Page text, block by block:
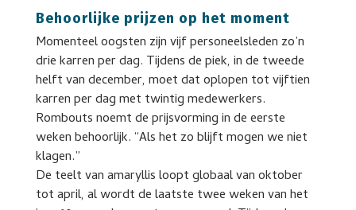
Behoorlijke prijzen op het moment
Momenteel oogsten zijn vijf personeelsleden zo’n
drie karren per dag. Tijdens de piek, in de tweede
helft van december, moet dat oplopen tot vijftien
karren per dag met twintig medewerkers.
Rombouts noemt de prijsvorming in de eerste
weken behoorlijk. “Als het zo blijft mogen we niet
klagen.”
De teelt van amaryllis loopt globaal van oktober
tot april, al wordt de laatste twee weken van het